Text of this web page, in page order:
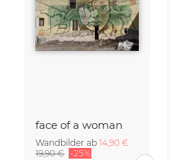
face of a woman
Wandbilder ab 14,90 €
19,90 € -25%